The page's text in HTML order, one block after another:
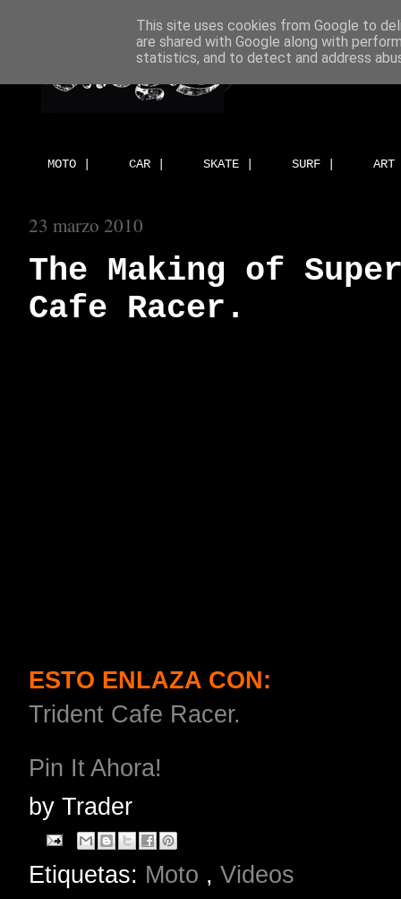
MOTO | CAR | SKATE | SURF |
23 marzo 2010
The Making of
Cafe Racer.
ESTO ENLAZA CON:
Trident Cafe Racer.
Pin It Ahora!
by Trader
Etiquetas: Moto , Videos
This site uses cookies from Google to
are shared with Google along with
statistics, and to detect and address